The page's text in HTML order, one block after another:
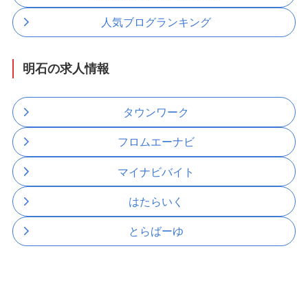
人気ブログランキング
明石の求人情報
タウンワーク
フロムエーナビ
マイナビバイト
はたらいく
とらばーゆ